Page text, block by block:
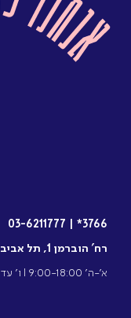
3766*
03-6211777
רח’ הוברמן 1, תל אביב
א’-ה’ 9:00-18:00 l ו’ עד 13:00